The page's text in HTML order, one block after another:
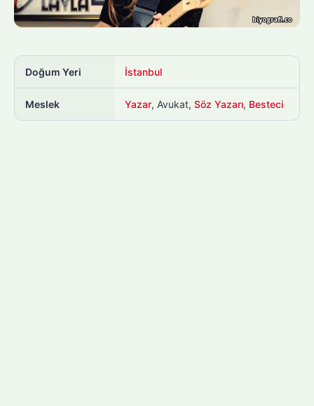
Doğum Yeri İstanbul
Meslek Yazar, Avukat, Söz Yazarı, Besteci